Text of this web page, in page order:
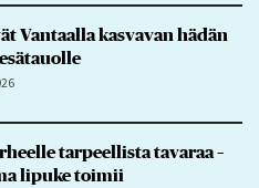
Vantaalla kasvavan hädän
tarpeellista tavaraa –
lipuke toimii